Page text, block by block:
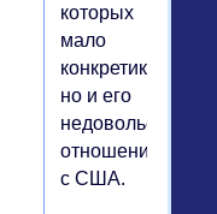
которых
мало
конкретики,
но и его
недовольство
отношениями
с США.